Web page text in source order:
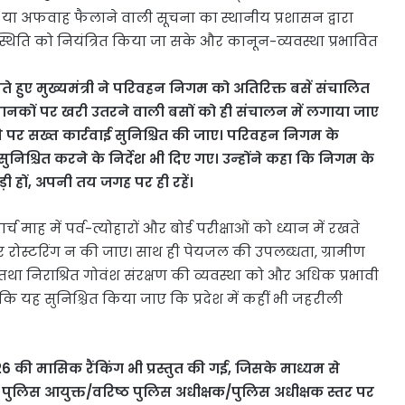
अफवाह फैलाने वाली सूचना का स्थानीय प्रशासन द्वारा
को नियंत्रित किया जा सके और कानून-व्यवस्था प्रभावित
मुख्यमंत्री ने परिवहन निगम को अतिरिक्त बसें संचालित
पर खरी उतरने वाली बसों को ही संचालन में लगाया जाए
सख्त कार्रवाई सुनिश्चित की जाए। परिवहन निगम के
करने के निर्देश भी दिए गए। उन्होंने कहा कि निगम के
हों, अपनी तय जगह पर ही रहें।
माह में पर्व-त्योहारों और बोर्ड परीक्षाओं को ध्यान में रखते
रोस्टरिंग न की जाए। साथ ही पेयजल की उपलब्धता, ग्रामीण
निराश्रित गोवंश संरक्षण की व्यवस्था को और अधिक प्रभावी
यह सुनिश्चित किया जाए कि प्रदेश में कहीं भी जहरीली
की मासिक रैंकिंग भी प्रस्तुत की गई, जिसके माध्यम से
आयुक्त/वरिष्ठ पुलिस अधीक्षक/पुलिस अधीक्षक स्तर पर